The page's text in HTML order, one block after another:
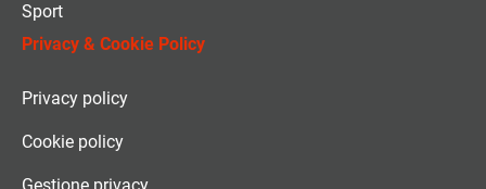
Sport
Privacy & Cookie Policy
Privacy policy
Cookie policy